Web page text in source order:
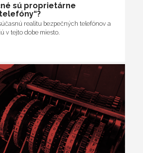
sú proprietárne
realitu bezpečných telefónov a
v tejto dobe miesto.